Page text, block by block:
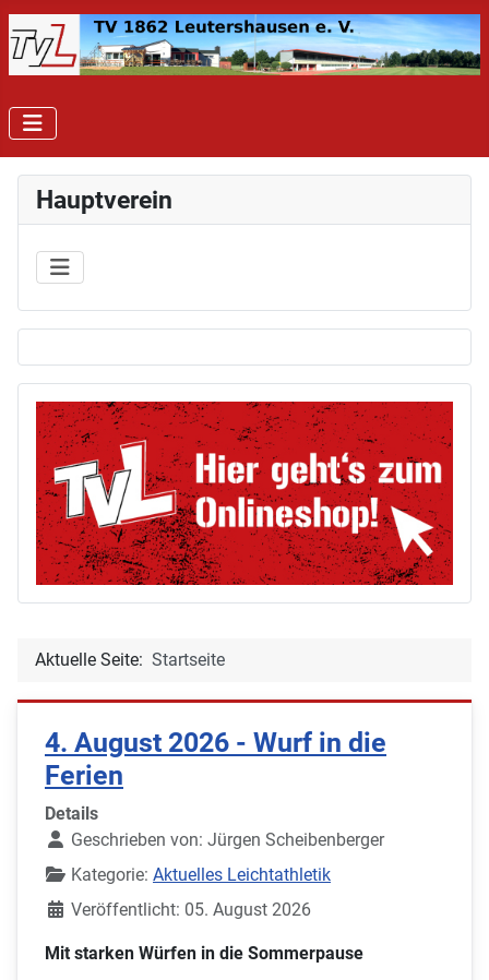
Hauptverein
Aktuelle Seite: Startseite
4. August 2026 - Wurf in die
Ferien
Details
Geschrieben von: Jürgen Scheibenberger
Kategorie: Aktuelles Leichtathletik
Veröffentlicht: 05. August 2026
Mit starken Würfen in die Sommerpause